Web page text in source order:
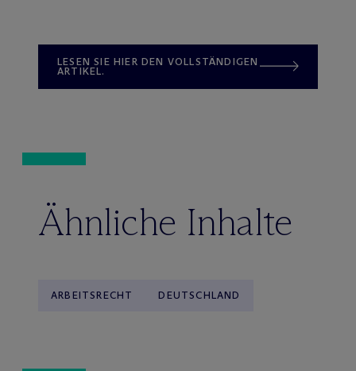
LESEN SIE HIER DEN VOLLSTÄNDIGEN
ARTIKEL.
Ähnliche Inhalte
ARBEITSRECHT DEUTSCHLAND